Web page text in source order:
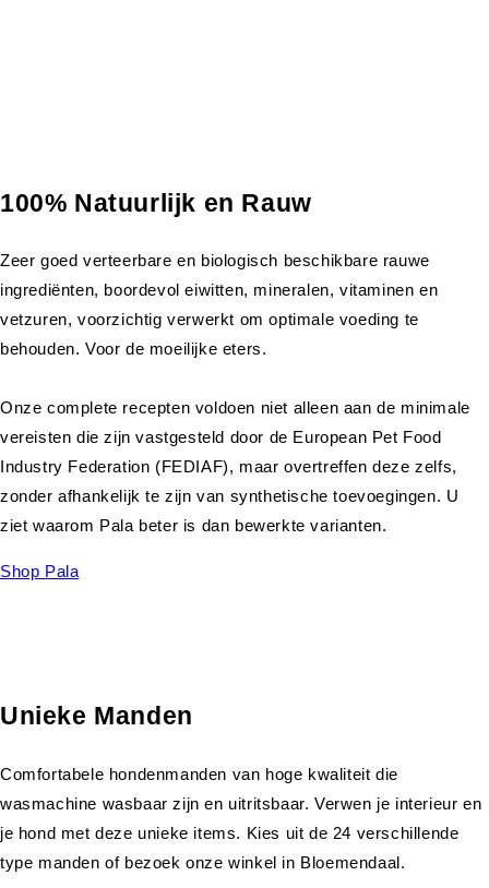
100% Natuurlijk en Rauw
Zeer goed verteerbare en biologisch beschikbare rauwe
ingrediënten, boordevol eiwitten, mineralen, vitaminen en
vetzuren, voorzichtig verwerkt om optimale voeding te
behouden. Voor de moeilijke eters.
Onze complete recepten voldoen niet alleen aan de minimale
vereisten die zijn vastgesteld door de European Pet Food
Industry Federation (FEDIAF), maar overtreffen deze zelfs,
zonder afhankelijk te zijn van synthetische toevoegingen. U
ziet waarom Pala beter is dan bewerkte varianten.
Shop Pala
Unieke Manden
Comfortabele hondenmanden van hoge kwaliteit die
wasmachine wasbaar zijn en uitritsbaar. Verwen je interieur en
je hond met deze unieke items. Kies uit de 24 verschillende
type manden of bezoek onze winkel in Bloemendaal.